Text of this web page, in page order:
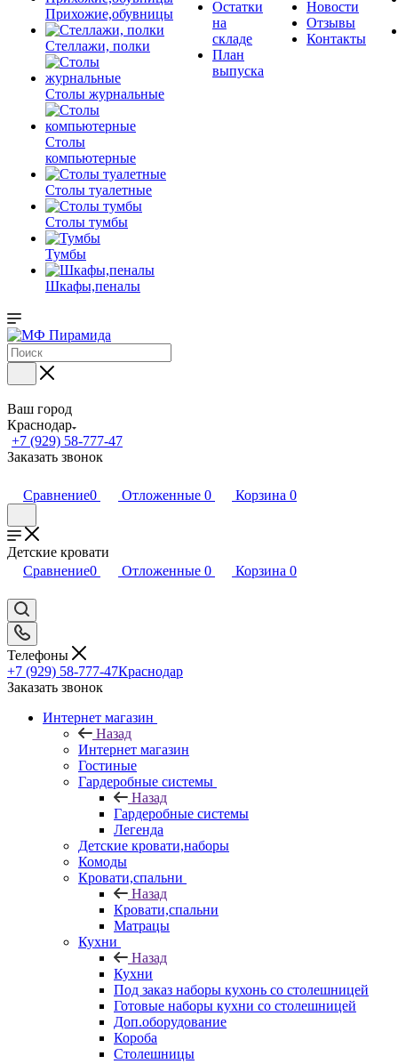
Прихожие,обувницы
Стеллажи, полки
Столы журнальные
Столы
компьютерные
Столы туалетные
Столы тумбы
Тумбы
Шкафы,пеналы
Остатки
на
складе
План
выпуска
Новости
Отзывы
Контакты
Ваш город
Краснодар
+7 (929) 58-777-47
Заказать звонок
Сравнение0 Отложенные 0 Корзина 0
Детские кровати
Сравнение0 Отложенные 0 Корзина 0
Телефоны
+7 (929) 58-777-47Краснодар
Заказать звонок
Интернет магазин
Назад
Интернет магазин
Гостиные
Гардеробные системы
Назад
Гардеробные системы
Легенда
Детские кровати,наборы
Комоды
Кровати,спальни
Назад
Кровати,спальни
Матрацы
Кухни
Назад
Кухни
Под заказ наборы кухонь со столешницей
Готовые наборы кухни со столешницей
Доп.оборудование
Короба
Столешницы